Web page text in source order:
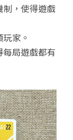
，使得遊戲
家。
局遊戲都有